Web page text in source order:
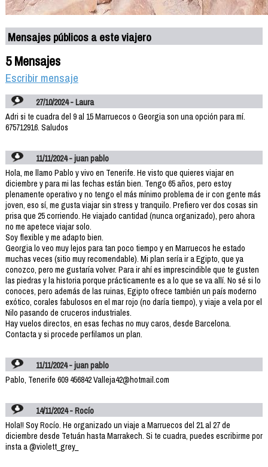
Mensajes públicos a este viajero
5 Mensajes
Escribir mensaje
27/10/2024 - Laura
Adri si te cuadra del 9 al 15 Marruecos o Georgia son una opción para mí.
675712916. Saludos
11/11/2024 - juan pablo
Hola, me llamo Pablo y vivo en Tenerife. He visto que quieres viajar en
diciembre y para mi las fechas están bien. Tengo 65 años, pero estoy
plenamente operativo y no tengo el más mínimo problema de ir con gente más
joven, eso sí, me gusta viajar sin stress y tranquilo. Prefiero ver dos cosas sin
prisa que 25 corriendo. He viajado cantidad (nunca organizado), pero ahora
no me apetece viajar solo.
Soy flexible y me adapto bien.
Georgia lo veo muy lejos para tan poco tiempo y en Marruecos he estado
muchas veces (sitio muy recomendable). Mi plan sería ir a Egipto, que ya
conozco, pero me gustaría volver. Para ir ahí es imprescindible que te gusten
las piedras y la historia porque prácticamente es a lo que se va allí. No sé si lo
conoces, pero además de las ruinas, Egipto ofrece también un país moderno
exótico, corales fabulosos en el mar rojo (no daría tiempo), y viaje a vela por el
Nilo pasando de cruceros industriales.
Hay vuelos directos, en esas fechas no muy caros, desde Barcelona.
Contacta y si procede perfilamos un plan.
11/11/2024 - juan pablo
Pablo, Tenerife 609 456842 Valleja42@hotmail.com
14/11/2024 - Rocío
Hola!! Soy Rocío. He organizado un viaje a Marruecos del 21 al 27 de
diciembre desde Tetuán hasta Marrakech. Si te cuadra, puedes escribirme por
insta a @violett_grey_